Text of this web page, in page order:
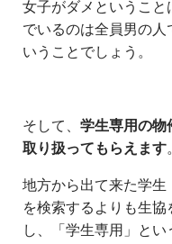
女子がダメということ
でいるのは全員男の人
いうことでしょう。
そして、 学生専用の物
取り扱ってもらえます
地方から出て来た学生
を検索するよりも生
し、「学生専用」と